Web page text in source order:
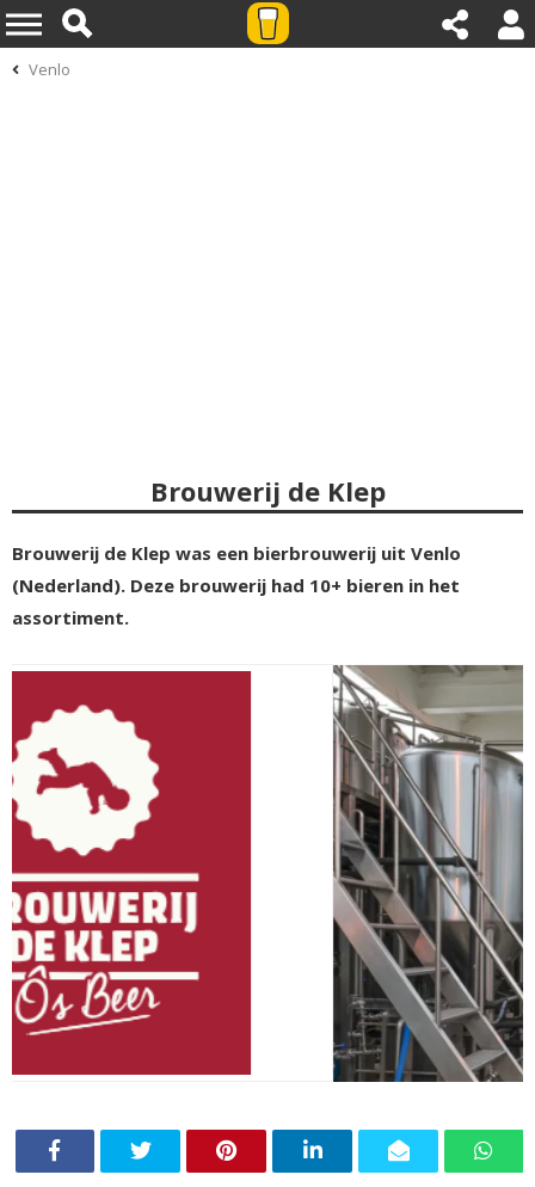
Venlo
Brouwerij de Klep
Brouwerij de Klep was een bierbrouwerij uit Venlo
(Nederland). Deze brouwerij had 10+ bieren in het
assortiment.